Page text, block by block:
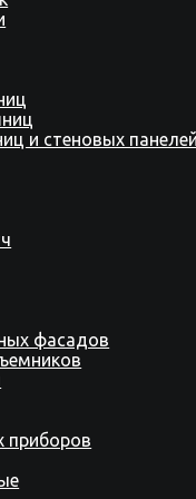
и стеновых
фасадов
приборов